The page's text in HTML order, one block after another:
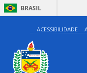
BRASIL
ACESSIBILIDADE